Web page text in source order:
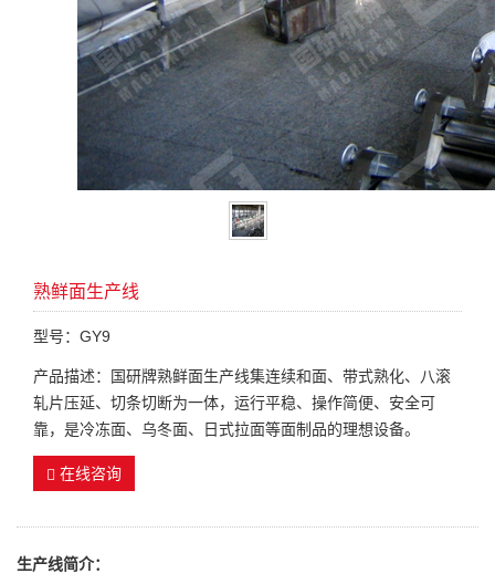
熟鲜面生产线
型号：GY9
产品描述：国研牌熟鲜面生产线集连续和面、带式熟化、八滚
轧片压延、切条切断为一体，运行平稳、操作简便、安全可
靠，是冷冻面、乌冬面、日式拉面等面制品的理想设备。
在线咨询
生产线简介：